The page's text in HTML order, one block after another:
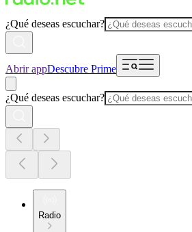
¿Qué deseas escuchar?
Abrir appDescubre Prime
¿Qué deseas escuchar?
Radio